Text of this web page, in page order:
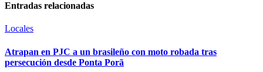
Entradas relacionadas
Locales
Atrapan en PJC a un brasileño con moto robada tras
persecución desde Ponta Porã